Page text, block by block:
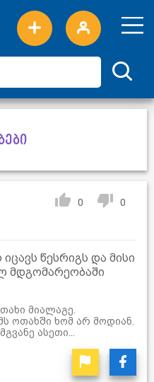
0 0
წესრიგს და მისი
მდგომარეობაში
მიალაგე.
ოთახში ხომ არ მოდიან.
ასეთი...